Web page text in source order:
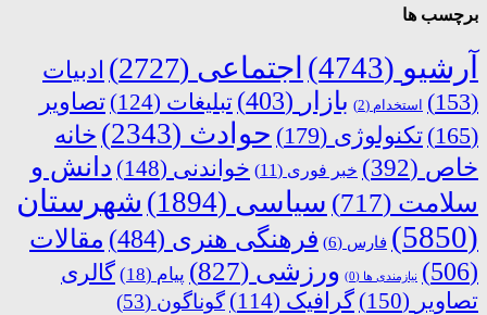
برچسب ها
آرشیو (4743) اجتماعی (2727)
ادبیات
(153)
استخدام (2) بازار (403) تبلیغات (124)
تصاویر
(165)
تکنولوژی (179) حوادث (2343)
خانه
خاص (392) خبر فوری (11) خواندنی (148)
دانش و
سلامت (717) سیاسی (1894)
شهرستان
(5850)
فارس (6) فرهنگی هنری (484)
مقالات
(506)
نیازمندی ها (0) ورزشی (827) پیام (18)
گالری
تصاویر (150) گرافیک (114) گوناگون (53)